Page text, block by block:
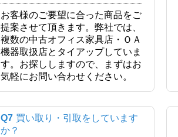
お客様のご要望に合った商品をご
提案させて頂きます。弊社では、
複数の中古オフィス家具店・ＯＡ
機器取扱店とタイアップしていま
す。お探ししますので、まずはお
気軽にお問い合わせください。
Q7 買い取り・引取をしています
か？